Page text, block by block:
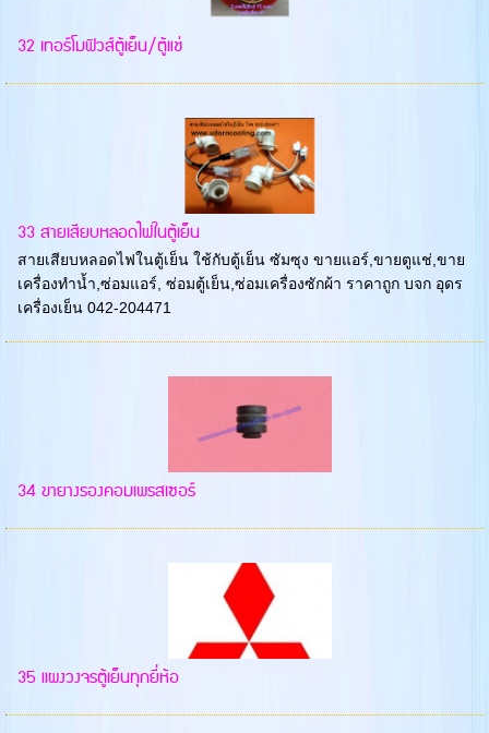
32 เทอร์โมฟิวส์ตู้เย็น/ตู้แช่
33 สายเสียบหลอดไฟในตู้เย็น
สายเสียบหลอดไฟในตู้เย็น ใช้กับตู้เย็น ซัมซุง ขายแอร์,ขายตูแช่,ขาย
เครื่องทำน้ำ,ซ่อมแอร์, ซ่อมตู้เย็น,ซ่อมเครื่องซักผ้า ราคาถูก บจก อุดร
เครื่องเย็น 042-204471
34 ขายางรองคอมเพรสเซอร์
35 แผงวงจรตู้เย็นทุกยี่ห้อ